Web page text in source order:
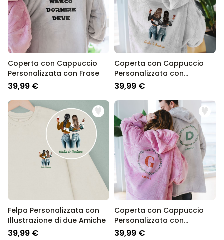
Coperta con Cappuccio
Personalizzata con Frase
39,99 €
Coperta con Cappuccio
Personalizzata con
Illustrazione di due Amiche
39,99 €
Felpa Personalizzata con
Illustrazione di due Amiche
39,99 €
Coperta con Cappuccio
Personalizzata con
Monogramma Natalizio
39,99 €